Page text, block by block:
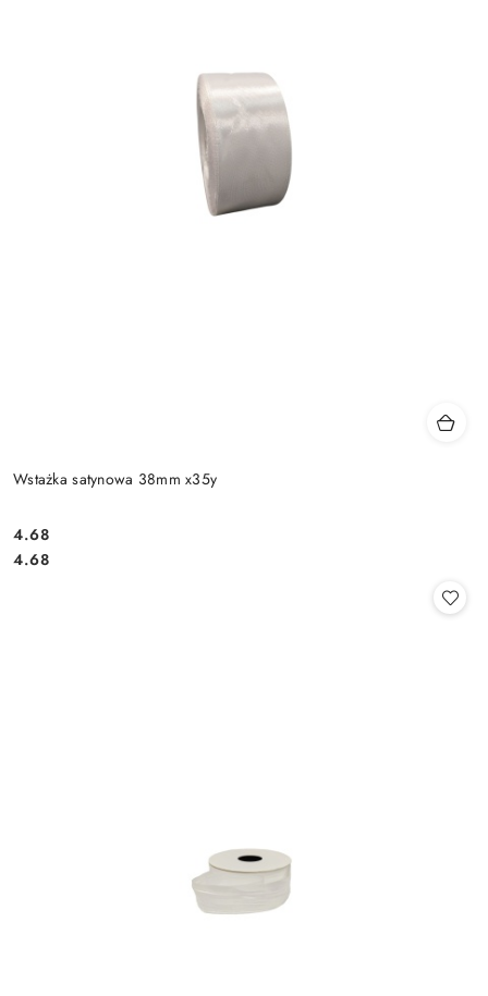
Wstażka satynowa 38mm x35y
Cena:
4.68
Cena:
4.68